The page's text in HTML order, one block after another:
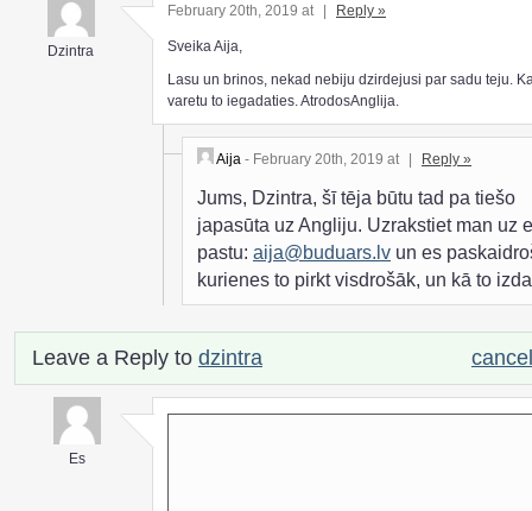
Dzintra
February 20th, 2019 at Reply »
Sveika Aija,
Lasu un brinos, nekad nebiju dzirdejusi par sadu teju.
varetu to iegadaties. AtrodosAnglija.
Aija - February 20th, 2019 at | Reply »
Jums, Dzintra, šī tēja būtu tad pa tiešo
japasūta uz Angliju. Uzrakstiet man uz
pastu: aija@buduars.lv un es
kurienes to pirkt visdrošāk, un kā to
Leave a Reply to dzintra
Es